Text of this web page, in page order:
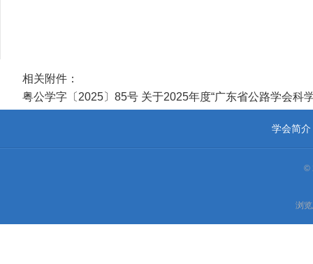
相关附件：
粤公学字〔2025〕85号 关于2025年度“广东省公路学会科
学会简介
©
浏